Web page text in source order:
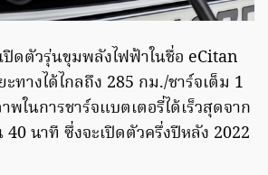
ปิดตัวรุ่นขุมพลังไฟฟ้าในชื่อ eCitan
ะทางได้ไกลถึง 285 กม./ชาร์จเต็ม 1
ในการชาร์จแบตเตอรี่ได้เร็วสุดจาก
40 นาที ซึ่งจะเปิดตัวครึ่งปีหลัง 2022